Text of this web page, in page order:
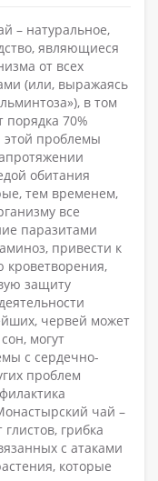
– натуральное,
являющиеся
от всех
(или, выражаясь
в том
порядка 70%
проблемы
обитания
тем временем,
все
паразитами
привести к
защиту
червей может
могут
с сердечно-
проблем
чай –
грибка
с атаками
которые